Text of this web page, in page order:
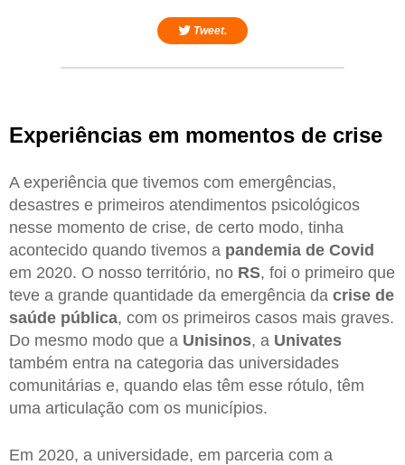
Tweet.
Experiências em momentos de crise
A experiência que tivemos com emergências,
desastres e primeiros atendimentos psicológicos
nesse momento de crise, de certo modo, tinha
acontecido quando tivemos a pandemia de Covid
em 2020. O nosso território, no RS, foi o primeiro que
teve a grande quantidade da emergência da crise de
saúde pública, com os primeiros casos mais graves.
Do mesmo modo que a Unisinos, a Univates
também entra na categoria das universidades
comunitárias e, quando elas têm esse rótulo, têm
uma articulação com os municípios.
Em 2020, a universidade, em parceria com a